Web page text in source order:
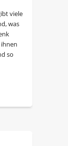
viele
was
so